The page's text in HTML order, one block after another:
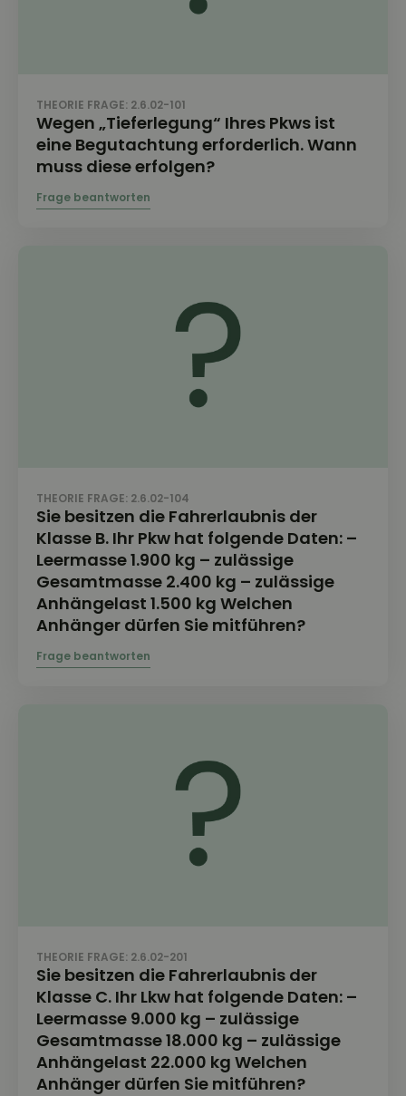
THEORIE FRAGE: 2.6.02-101
Wegen „Tieferlegung“ Ihres Pkws ist
eine Begutachtung erforderlich. Wann
muss diese erfolgen?
THEORIE FRAGE: 2.6.02-104
Sie besitzen die Fahrerlaubnis der
Klasse B. Ihr Pkw hat folgende Daten: –
Leermasse 1.900 kg – zulässige
Gesamtmasse 2.400 kg – zulässige
Anhängelast 1.500 kg Welchen
Anhänger dürfen Sie mitführen?
THEORIE FRAGE: 2.6.02-201
Sie besitzen die Fahrerlaubnis der
Klasse C. Ihr Lkw hat folgende Daten: –
Leermasse 9.000 kg – zulässige
Gesamtmasse 18.000 kg – zulässige
Anhängelast 22.000 kg Welchen
Anhänger dürfen Sie mitführen?